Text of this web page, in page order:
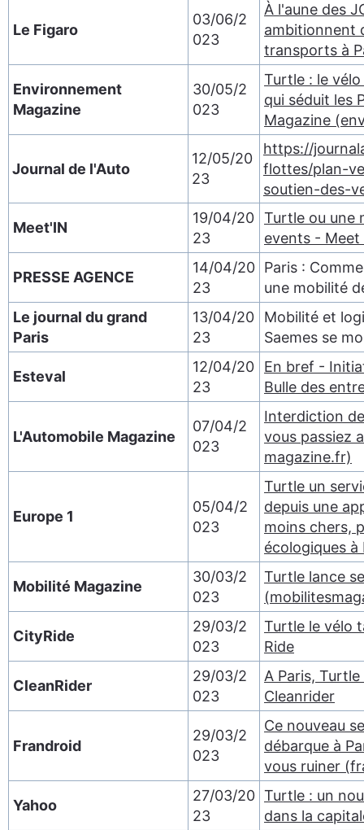
Le Figaro
03/06/2
023
À l'aune des
ambitionnent
transports à
Environnement
Magazine
30/05/2
023
Turtle : le
qui séduit les
Magazine
Journal de l'Auto
12/05/20
23
https://
flottes/plan-
soutien-des-
Meet'IN
19/04/20
23
Turtle ou une
events -
PRESSE AGENCE
14/04/20
23
Paris :
une mobilité
Le journal du grand
Paris
13/04/20
23
Mobilité et
Saemes se
Esteval
12/04/20
23
En bref -
Bulle des
L'Automobile Magazine
07/04/2
023
Interdiction
vous passiez
magazine.fr)
Europe 1
05/04/2
023
Turtle un
depuis une
moins chers,
écologiques à
Mobilité Magazine
30/03/2
023
Turtle lance
CityRide
29/03/2
023
Turtle le vélo
Ride
CleanRider
29/03/2
023
A Paris,
Cleanrider
Frandroid
29/03/2
023
Ce nouveau
débarque à
vous ruiner
Yahoo
27/03/20
23
Turtle : un
dans la